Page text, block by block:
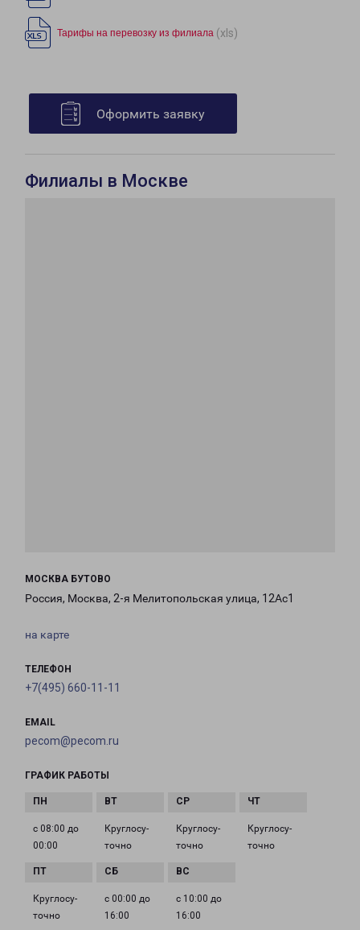
Тарифы на перевозку из филиала (xls)
Оформить заявку
Филиалы в Москве
МОСКВА БУТОВО
Россия, Москва, 2-я Мелитопольская улица, 12Ас1
на карте
ТЕЛЕФОН
+7(495) 660-11-11
EMAIL
pecom@pecom.ru
ГРАФИК РАБОТЫ
с 08:00 до
00:00
Круглосу­
точно
Круглосу­
точно
Круглосу­
точно
Круглосу­
точно
с 00:00 до
16:00
с 10:00 до
16:00